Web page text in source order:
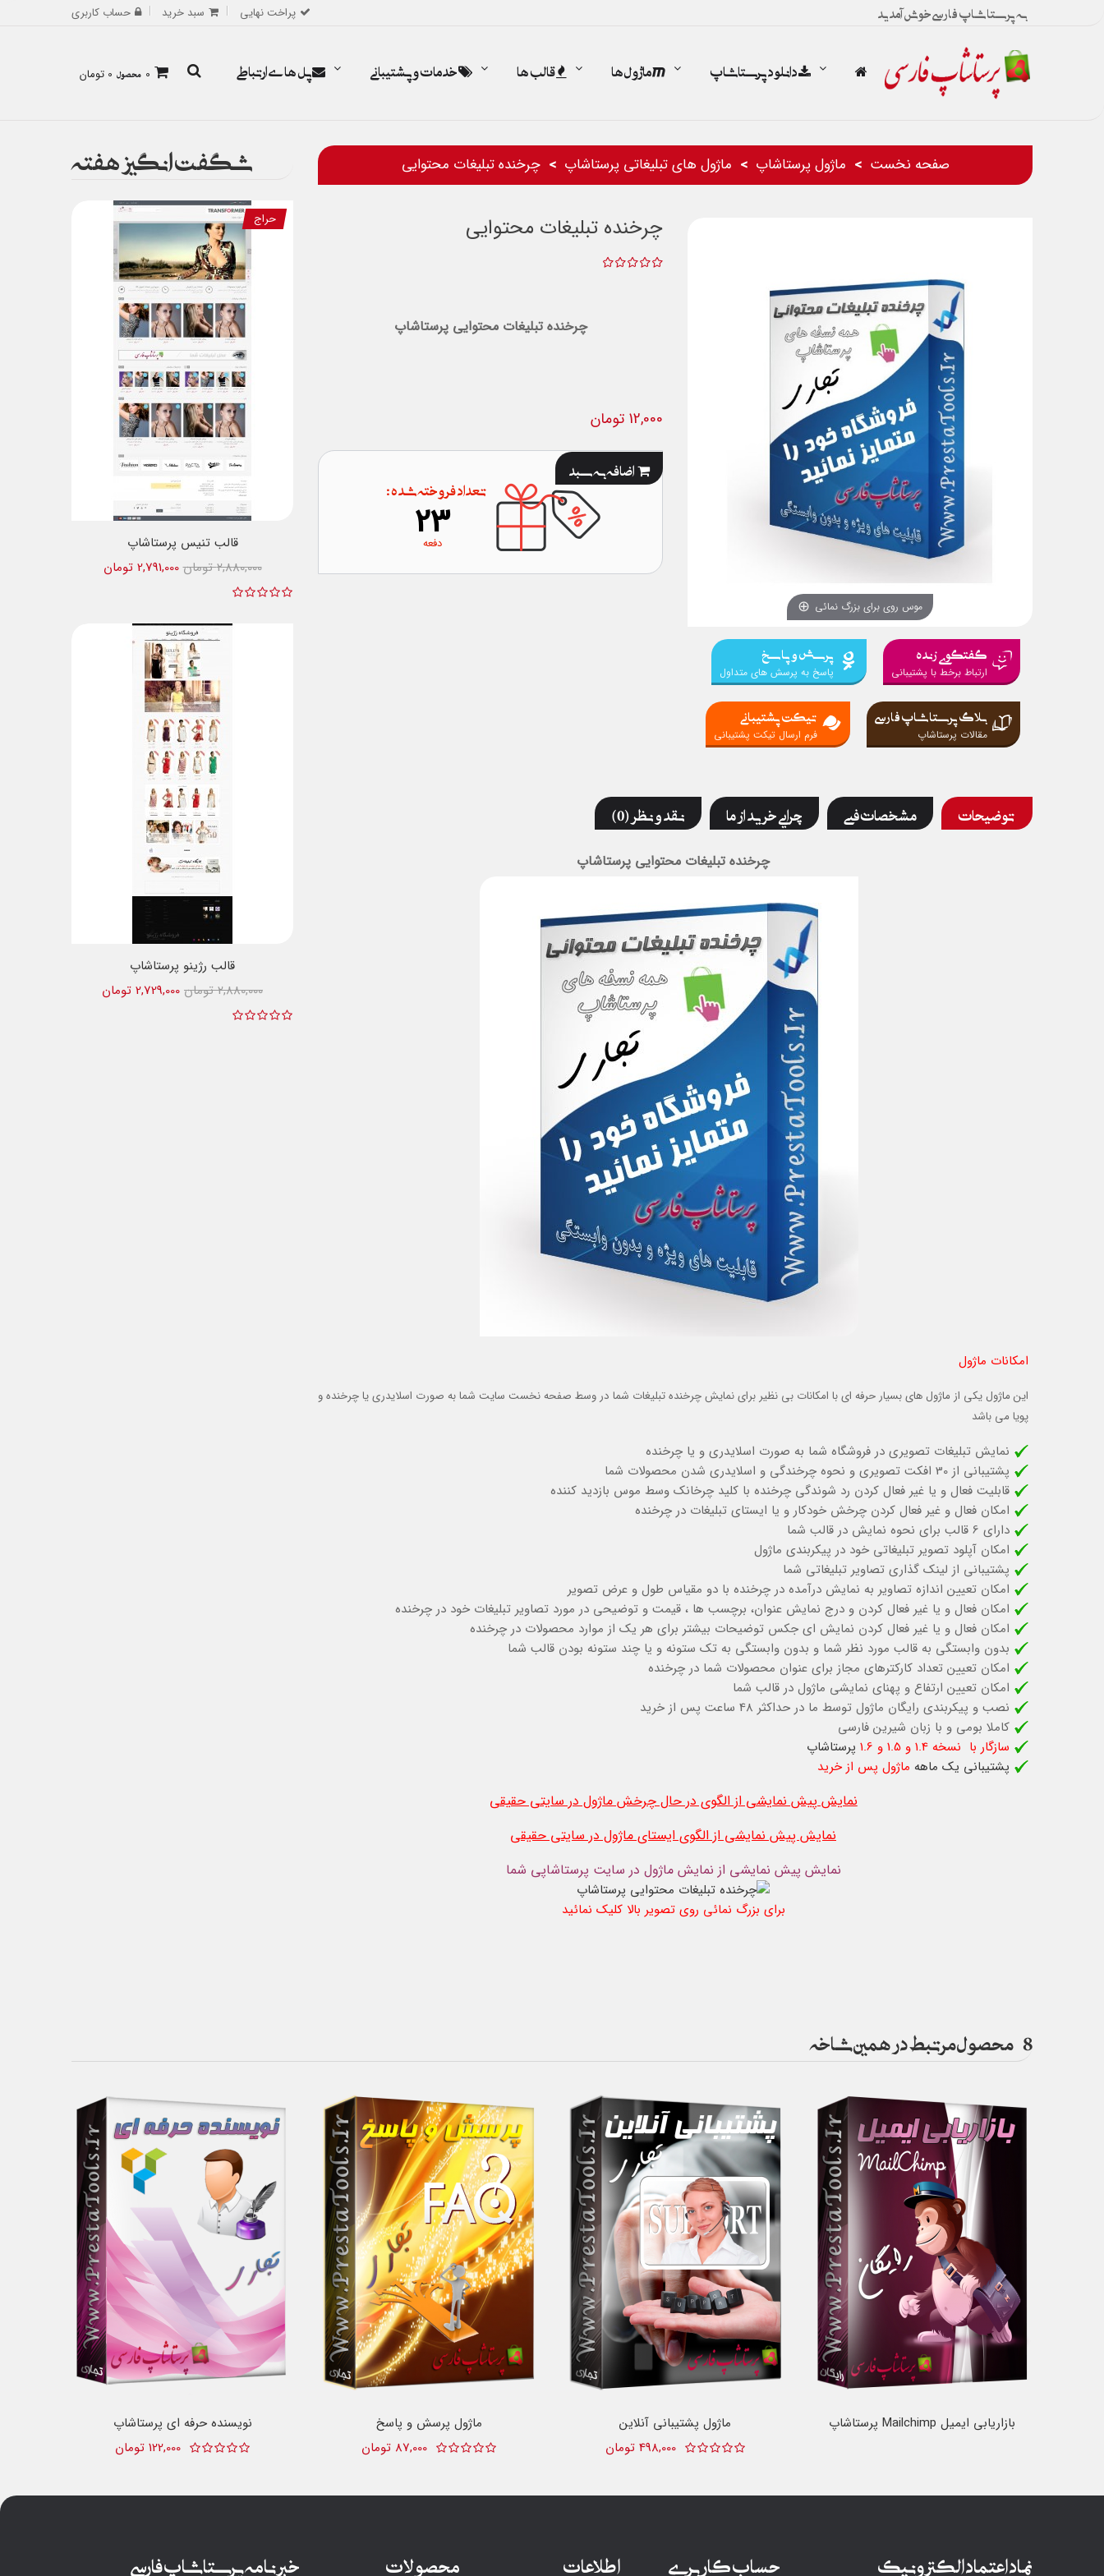
به پرستاشاپ فارسی خوش آمدید پراخت نهایی سبد خرید حساب کاربری
0 محصول 0 تومان دانلود پرستاشاپ ماژول ها قالب ها خدمات و پشتیبانی پل های ارتباطی
صفحه نخست ماژول پرستاشاپ ماژول های تبلیغاتی پرستاشاپ چرخنده تبلیغات محتوایی
موس روی برای بزرگ نمائی
گفتگوی زنده
ارتباط برخط با پشتیبانی
پرسش و پاسخ
پاسخ به پرسش های متداول
بلاگ پرستاشاپ فارسی
مقالات پرستاشاپ
تیکت پشتیبانی
فرم ارسال تیکت پشتیبانی
چرخنده تبلیغات محتوایی
چرخنده تبلیغات محتوایی پرستاشاپ
12,000 تومان
اضافه به سبد
تعداد فروخته شده :
23
دفعه
توضیحات مشخصات فنی چرایی خرید از ما نقد و نظر (0)
چرخنده تبلیغات محتوایی پرستاشاپ
امکانات ماژول
این ماژول یکی از ماژول های بسیار حرفه ای با امکانات بی نظیر برای نمایش چرخنده تبلیغات شما در وسط صفحه نخست سایت شما به صورت اسلایدری یا چرخنده و
پویا می باشد
نمایش تبلیغات تصویری در فروشگاه شما به صورت اسلایدری و یا چرخنده
پشتیبانی از 30 افکت تصویری و نحوه چرخندگی و اسلایدری شدن محصولات شما
قابلیت فعال و یا غیر فعال کردن رد شوندگی چرخنده با کلید چرخانک وسط موس بازدید کننده
امکان فعال و غیر فعال کردن چرخش خودکار و یا ایستای تبلیغات در چرخنده
دارای 6 قالب برای نحوه نمایش در قالب شما
امکان آپلود تصویر تبلیغاتی خود در پیکربندی ماژول
پشتیبانی از لینک گذاری تصاویر تبلیغاتی شما
امکان تعیین اندازه تصاویر به نمایش درآمده در چرخنده با دو مقیاس طول و عرض تصویر
امکان فعال و یا غیر فعال کردن و درج نمایش عنوان، برچسب ها ، قیمت و توضیحی در مورد تصاویر تبلیغات خود در چرخنده
امکان فعال و یا غیر فعال کردن نمایش ای جکس توضیحات بیشتر برای هر یک از موارد محصولات در چرخنده
بدون وابستگی به قالب مورد نظر شما و بدون وابستگی به تک ستونه و یا چند ستونه بودن قالب شما
امکان تعیین تعداد کارکترهای مجاز برای عنوان محصولات شما در چرخنده
امکان تعیین ارتفاع و پهنای نمایشی ماژول در قالب شما
نصب و پیکربندی رایگان ماژول توسط ما در حداکثر 48 ساعت پس از خرید
کاملا بومی و با زبان شیرین فارسی
سازگار با نسخه 1.4 و 1.5 و 1.6
پرستاشاپ
پشتیبانی یک ماهه ماژول پس از خرید
نمایش پیش نمایشی از الگوی در حال چرخش ماژول در سایتی حقیقی
نمایش پیش نمایشی از الگوی ایستای ماژول در سایتی حقیقی
نمایش پیش نمایشی از نمایش ماژول در سایت پرستاشاپی شما
برای بزرگ نمائی روی تصویر بالا کلیک نمائید
شگفت انگیز هفته
حراج
قالب تنیس پرستاشاپ
2,791,000 تومان
2,880,000 تومان
قالب رژینو پرستاشاپ
2,729,000 تومان
2,880,000 تومان
8 محصول مرتبط در همین شاخه
نویسنده حرفه ای پرستاشاپ
122,000 تومان
ماژول پرسش و پاسخ
87,000 تومان
ماژول پشتیبانی آنلاین
498,000 تومان
بازاریابی ایمیل Mailchimp پرستاشاپ
نماد اعتماد الکترونیک حساب کاربری اطلاعات محصولات خبرنامه پرستاشاپ فارسی